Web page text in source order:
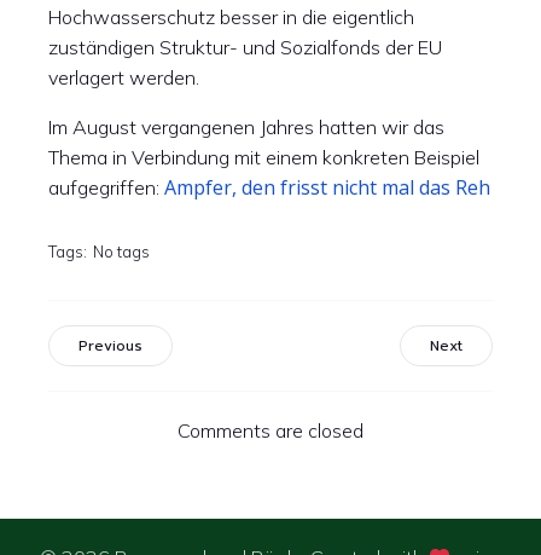
Hochwasserschutz besser in die eigentlich
zuständigen Struktur- und Sozialfonds der EU
verlagert werden.
Im August vergangenen Jahres hatten wir das
Thema in Verbindung mit einem konkreten Beispiel
aufgegriffen: Ampfer, den frisst nicht mal das Reh
Tags: No tags
Previous Next
Comments are closed